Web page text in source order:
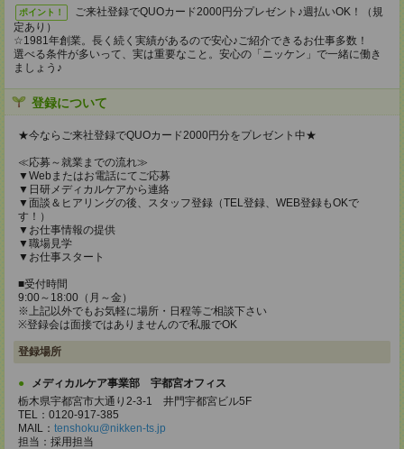
ポイント！
ご来社登録でQUOカード2000円分プレゼント♪週払いOK！（規
定あり）
☆1981年創業。長く続く実績があるので安心♪ご紹介できるお仕事多数！
選べる条件が多いって、実は重要なこと。安心の「ニッケン」で一緒に働き
ましょう♪
登録について
★今ならご来社登録でQUOカード2000円分をプレゼント中★
≪応募～就業までの流れ≫
▼Webまたはお電話にてご応募
▼日研メディカルケアから連絡
▼面談＆ヒアリングの後、スタッフ登録（TEL登録、WEB登録もOKで
す！）
▼お仕事情報の提供
▼職場見学
▼お仕事スタート
■受付時間
9:00～18:00（月～金）
※上記以外でもお気軽に場所・日程等ご相談下さい
※登録会は面接ではありませんので私服でOK
登録場所
メディカルケア事業部 宇都宮オフィス
栃木県宇都宮市大通り2-3-1 井門宇都宮ビル5F
TEL：0120-917-385
MAIL： tenshoku@nikken-ts.jp
担当：採用担当